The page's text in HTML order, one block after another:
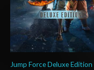
Jump Force Deluxe Edition